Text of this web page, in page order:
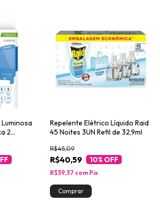
2
Repelente Elétrico Líquido Raid
45 Noites 3UN Refil de 32,9ml
R$40,59
R$45,09
10% OFF
R$39,37 com Pix